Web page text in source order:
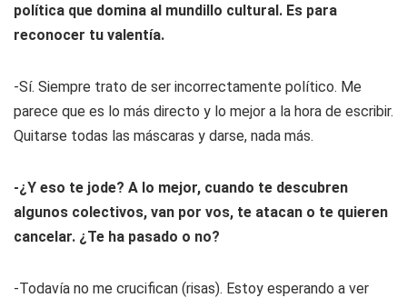
política que domina al mundillo cultural. Es para
reconocer tu valentía.
-Sí. Siempre trato de ser incorrectamente político. Me
parece que es lo más directo y lo mejor a la hora de escribir.
Quitarse todas las máscaras y darse, nada más.
-¿Y eso te jode? A lo mejor, cuando te descubren
algunos colectivos, van por vos, te atacan o te quieren
cancelar. ¿Te ha pasado o no?
-Todavía no me crucifican (risas). Estoy esperando a ver